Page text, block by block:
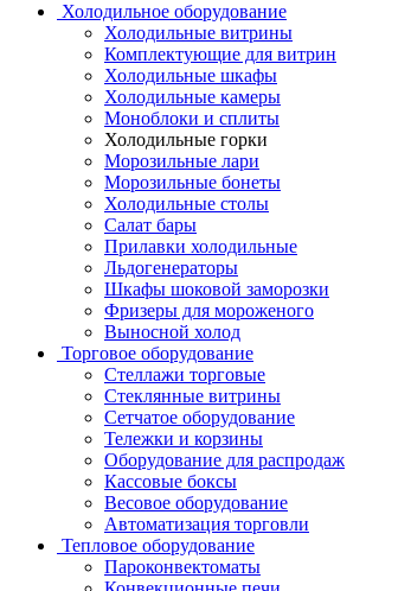
Холодильное оборудование
Холодильные витрины
Комплектующие для витрин
Холодильные шкафы
Холодильные камеры
Моноблоки и сплиты
Холодильные горки
Морозильные лари
Морозильные бонеты
Холодильные столы
Салат бары
Прилавки холодильные
Льдогенераторы
Шкафы шоковой заморозки
Фризеры для мороженого
Выносной холод
Торговое оборудование
Стеллажи торговые
Стеклянные витрины
Сетчатое оборудование
Тележки и корзины
Оборудование для распродаж
Кассовые боксы
Весовое оборудование
Автоматизация торговли
Тепловое оборудование
Пароконвектоматы